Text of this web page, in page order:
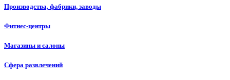
Производства, фабрики, заводы
Фитнес-центры
Магазины и салоны
Сфера развлечений